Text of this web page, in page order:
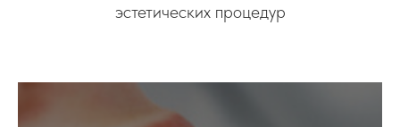
эстетических процедур